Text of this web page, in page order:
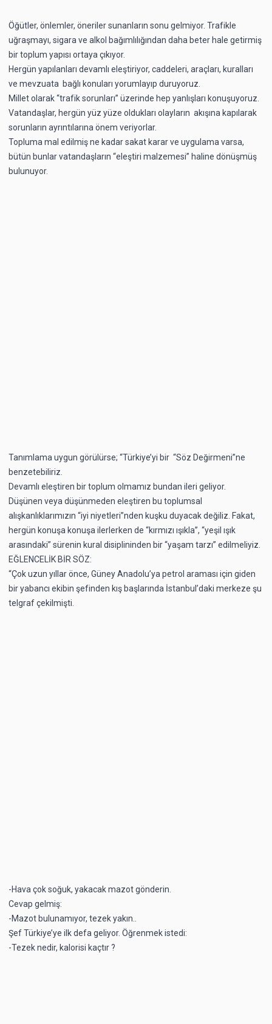
Öğütler, önlemler, öneriler sunanların sonu gelmiyor. Trafikle
uğraşmayı, sigara ve alkol bağımlılığından daha beter hale getirmiş
bir toplum yapısı ortaya çıkıyor.
Hergün yapılanları devamlı eleştiriyor, caddeleri, araçları, kuralları
ve mevzuata bağlı konuları yorumlayıp duruyoruz.
Millet olarak “trafik sorunları” üzerinde hep yanlışları konuşuyoruz.
Vatandaşlar, hergün yüz yüze oldukları olayların akışına kapılarak
sorunların ayrıntılarına önem veriyorlar.
Topluma mal edilmiş ne kadar sakat karar ve uygulama varsa,
bütün bunlar vatandaşların “eleştiri malzemesi” haline dönüşmüş
bulunuyor.
Tanımlama uygun görülürse; “Türkiye’yi bir “Söz Değirmeni”ne
benzetebiliriz.
Devamlı eleştiren bir toplum olmamız bundan ileri geliyor.
Düşünen veya düşünmeden eleştiren bu toplumsal
alışkanlıklarımızın “iyi niyetleri”nden kuşku duyacak değiliz. Fakat,
hergün konuşa konuşa ilerlerken de “kırmızı ışıkla”, “yeşil ışık
arasındaki” sürenin kural disiplininden bir “yaşam tarzı” edilmeliyiz.
EĞLENCELİK BİR SÖZ:
“Çok uzun yıllar önce, Güney Anadolu’ya petrol araması için giden
bir yabancı ekibin şefinden kış başlarında İstanbul’daki merkeze şu
telgraf çekilmişti.
-Hava çok soğuk, yakacak mazot gönderin.
Cevap gelmiş:
-Mazot bulunamıyor, tezek yakın..
Şef Türkiye’ye ilk defa geliyor. Öğrenmek istedi:
-Tezek nedir, kalorisi kaçtır ?